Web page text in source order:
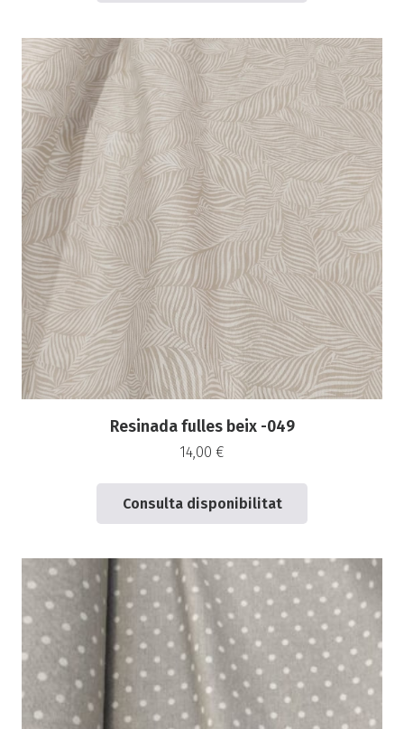
Resinada fulles beix -049
14,00 €
Consulta disponibilitat